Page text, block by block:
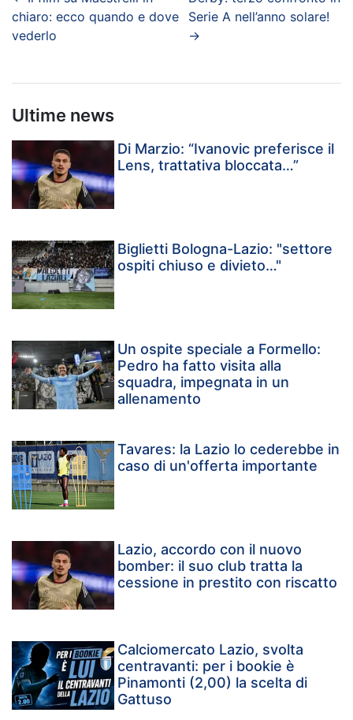
chiaro: ecco quando e dove
vederlo
Serie A nell’anno solare!
→
Ultime news
Di Marzio: “Ivanovic preferisce il
Lens, trattativa bloccata…”
Biglietti Bologna-Lazio: "settore
ospiti chiuso e divieto…"
Un ospite speciale a Formello:
Pedro ha fatto visita alla
squadra, impegnata in un
allenamento
Tavares: la Lazio lo cederebbe in
caso di un'offerta importante
Lazio, accordo con il nuovo
bomber: il suo club tratta la
cessione in prestito con riscatto
Calciomercato Lazio, svolta
centravanti: per i bookie è
Pinamonti (2,00) la scelta di
Gattuso